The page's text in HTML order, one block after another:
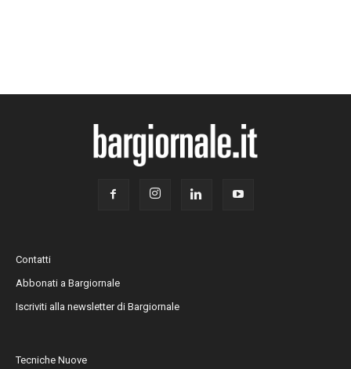
Contatti
Abbonati a Bargiornale
Iscriviti alla newsletter di Bargiornale
Tecniche Nuove